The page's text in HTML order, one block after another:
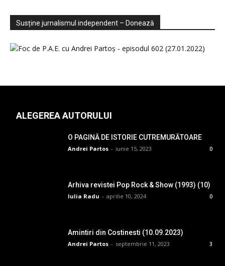
Sondaje
Video
Susține jurnalismul independent – Donează
ALEGEREA AUTORULUI
O PAGINĂ DE ISTORIE CUTREMURĂTOARE
Andrei Partos - iunie 15, 2023 0
Arhiva revistei Pop Rock & Show (1993) (10)
Iulia Radu - aprilie 10, 2024 0
Amintiri din Costinesti (10.09.2023)
Andrei Partos - septembrie 11, 2023 3